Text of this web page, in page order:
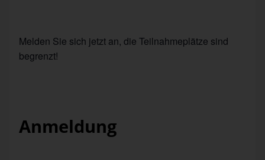
Melden Sie sich jetzt an, die Teilnahmeplätze sind
begrenzt!
Anmeldung